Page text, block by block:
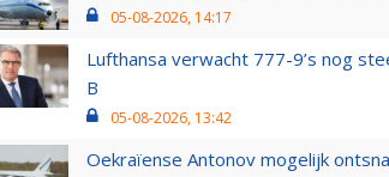
05-08-2026, 14:17
Lufthansa verwacht 777-9’s nog
B
05-08-2026, 13:42
Oekraïense Antonov mogelijk